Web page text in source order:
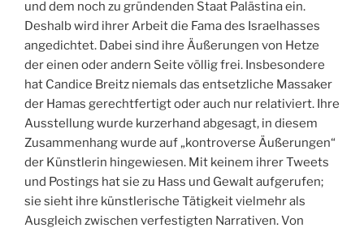
und dem noch zu gründenden Staat Palästina ein.
Deshalb wird ihrer Arbeit die Fama des Israelhasses
angedichtet. Dabei sind ihre Äußerungen von Hetze
der einen oder andern Seite völlig frei. Insbesondere
hat Candice Breitz niemals das entsetzliche Massaker
der Hamas gerechtfertigt oder auch nur relativiert. Ihre
Ausstellung wurde kurzerhand abgesagt, in diesem
Zusammenhang wurde auf „kontroverse Äußerungen“
der Künstlerin hingewiesen. Mit keinem ihrer Tweets
und Postings hat sie zu Hass und Gewalt aufgerufen;
sie sieht ihre künstlerische Tätigkeit vielmehr als
Ausgleich zwischen verfestigten Narrativen. Von